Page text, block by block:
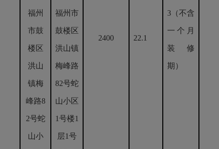
福州
市鼓
楼区
洪山
镇梅
峰路8
2号蛇
山小
福州市
鼓楼区
洪山镇
梅峰路
82号蛇
山小区
1号楼1
层1号
2400 22.1
3（不含
一个月
装修
期）